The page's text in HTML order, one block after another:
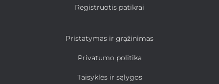
Registruotis patikrai
Pristatymas ir grąžinimas
Privatumo politika
Taisyklės ir sąlygos